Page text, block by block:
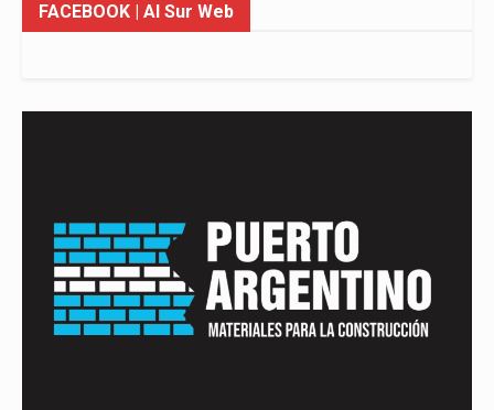
FACEBOOK | Al Sur Web